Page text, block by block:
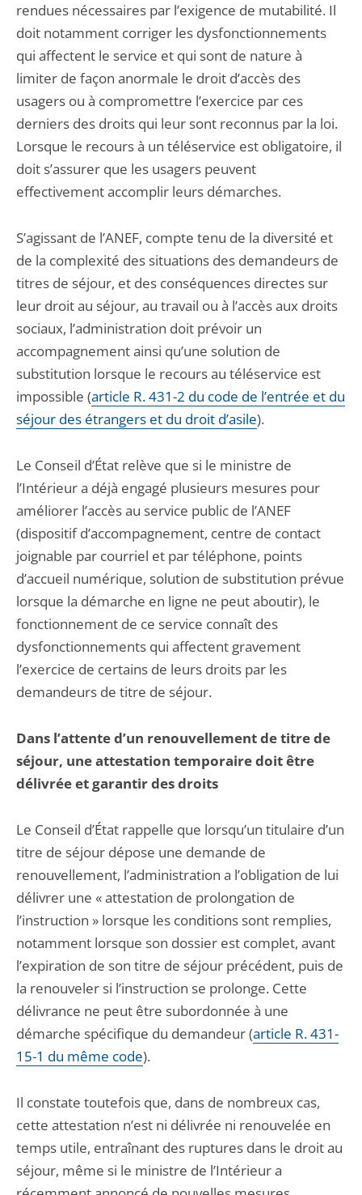
rendues nécessaires par l’exigence de mutabilité. Il
doit notamment corriger les dysfonctionnements
qui affectent le service et qui sont de nature à
limiter de façon anormale le droit d’accès des
usagers ou à compromettre l’exercice par ces
derniers des droits qui leur sont reconnus par la loi.
Lorsque le recours à un téléservice est obligatoire, il
doit s’assurer que les usagers peuvent
effectivement accomplir leurs démarches.
S’agissant de l’ANEF, compte tenu de la diversité et
de la complexité des situations des demandeurs de
titres de séjour, et des conséquences directes sur
leur droit au séjour, au travail ou à l’accès aux droits
sociaux, l’administration doit prévoir un
accompagnement ainsi qu’une solution de
substitution lorsque le recours au téléservice est
impossible (article R. 431-2 du code de l’entrée et du
séjour des étrangers et du droit d’asile).
Le Conseil d’État relève que si le ministre de
l’Intérieur a déjà engagé plusieurs mesures pour
améliorer l’accès au service public de l’ANEF
(dispositif d’accompagnement, centre de contact
joignable par courriel et par téléphone, points
d’accueil numérique, solution de substitution prévue
lorsque la démarche en ligne ne peut aboutir), le
fonctionnement de ce service connaît des
dysfonctionnements qui affectent gravement
l’exercice de certains de leurs droits par les
demandeurs de titre de séjour.
Dans l’attente d’un renouvellement de titre de
séjour, une attestation temporaire doit être
délivrée et garantir des droits
Le Conseil d’État rappelle que lorsqu’un titulaire d’un
titre de séjour dépose une demande de
renouvellement, l’administration a l’obligation de lui
délivrer une « attestation de prolongation de
l’instruction » lorsque les conditions sont remplies,
notamment lorsque son dossier est complet, avant
l’expiration de son titre de séjour précédent, puis de
la renouveler si l’instruction se prolonge. Cette
délivrance ne peut être subordonnée à une
démarche spécifique du demandeur (article R. 431-
15-1 du même code).
Il constate toutefois que, dans de nombreux cas,
cette attestation n’est ni délivrée ni renouvelée en
temps utile, entraînant des ruptures dans le droit au
séjour, même si le ministre de l’Intérieur a